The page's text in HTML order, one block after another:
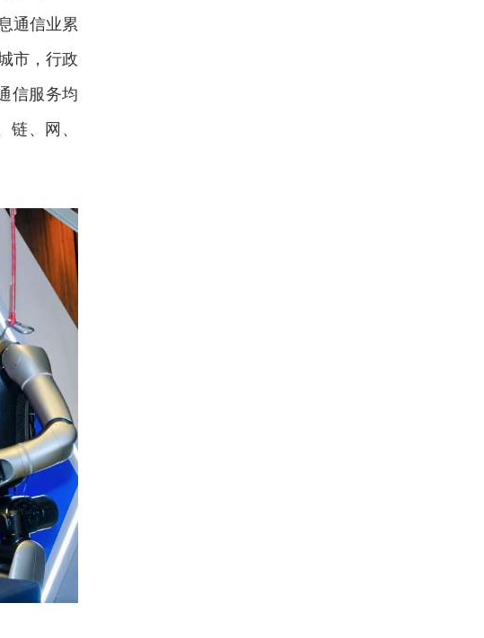
通信业累
市，行政
信服务均
、网、